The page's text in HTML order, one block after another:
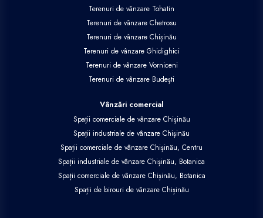
Terenuri de vânzare Tohatin
Terenuri de vânzare Chetrosu
Terenuri de vânzare Chișinău
Terenuri de vânzare Ghidighici
Terenuri de vânzare Vorniceni
Terenuri de vânzare Budești
Vânzări comercial
Spații comerciale de vânzare Chișinău
Spații industriale de vânzare Chișinău
Spații comerciale de vânzare Chișinău, Centru
Spații industriale de vânzare Chișinău, Botanica
Spații comerciale de vânzare Chișinău, Botanica
Spații de birouri de vânzare Chișinău